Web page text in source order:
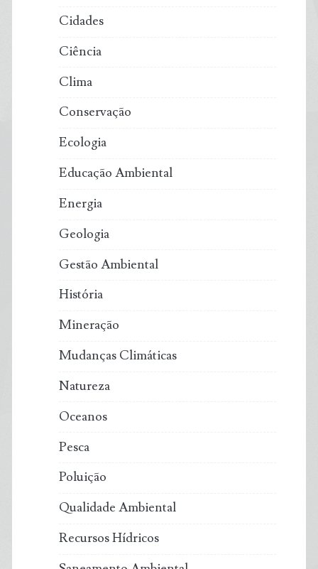
Cidades
Ciência
Clima
Conservação
Ecologia
Educação Ambiental
Energia
Geologia
Gestão Ambiental
História
Mineração
Mudanças Climáticas
Natureza
Oceanos
Pesca
Poluição
Qualidade Ambiental
Recursos Hídricos